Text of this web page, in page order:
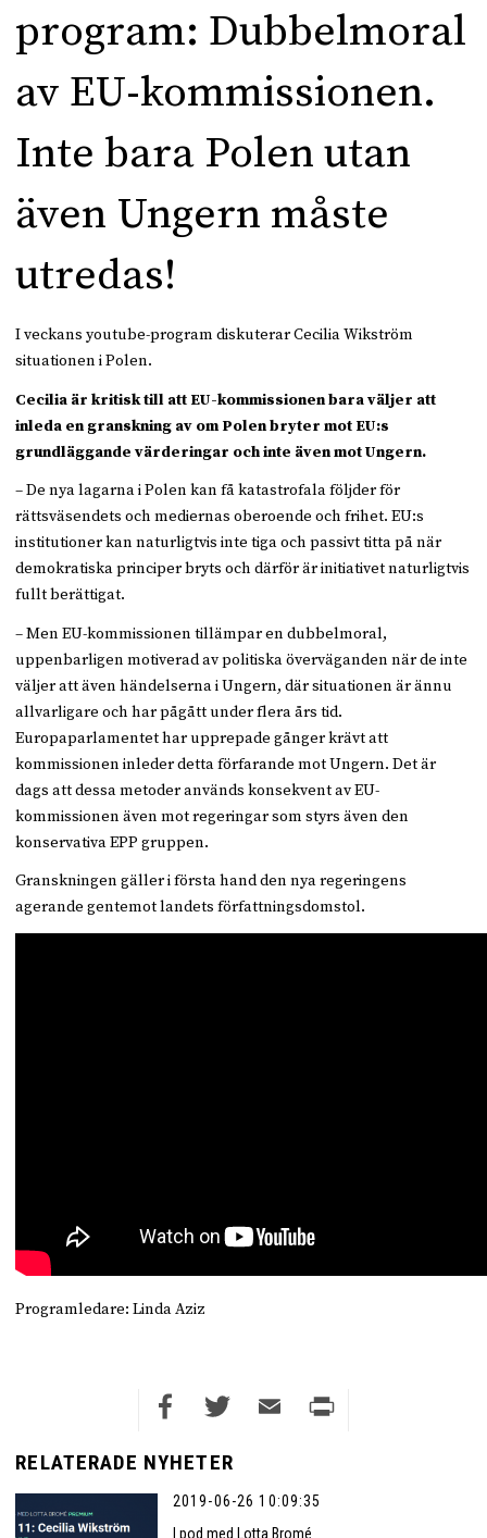
RELATERADE NYHETER
2019-06-26 10:09:35
I pod med Lotta Bromé
program: Dubbelmoral
av EU-kommissionen.
Inte bara Polen utan
även Ungern måste
utredas!
I veckans youtube-program diskuterar Cecilia Wikström
situationen i Polen.
Cecilia är kritisk till att EU-kommissionen bara väljer att
inleda en granskning av om Polen bryter mot EU:s
grundläggande värderingar och inte även mot Ungern.
– De nya lagarna i Polen kan få katastrofala följder för
rättsväsendets och mediernas oberoende och frihet. EU:s
institutioner kan naturligtvis inte tiga och passivt titta på när
demokratiska principer bryts och därför är initiativet naturligtvis
fullt berättigat.
– Men EU-kommissionen tillämpar en dubbelmoral,
uppenbarligen motiverad av politiska överväganden när de inte
väljer att även händelserna i Ungern, där situationen är ännu
allvarligare och har pågått under flera års tid.
Europaparlamentet har upprepade gånger krävt att
kommissionen inleder detta förfarande mot Ungern. Det är
dags att dessa metoder används konsekvent av EU-
kommissionen även mot regeringar som styrs även den
konservativa EPP gruppen.
Granskningen gäller i första hand den nya regeringens
agerande gentemot landets författningsdomstol.
Programledare: Linda Aziz
Facebook
Twitter
Email